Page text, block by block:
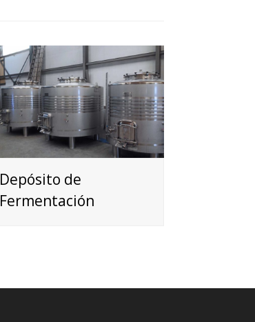
Depósito de
Fermentación